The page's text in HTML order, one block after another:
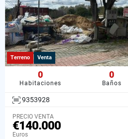
Terreno Venta
0
Habitaciones
0
Baños
9353928
PRECIO VENTA
€140.000
Euros